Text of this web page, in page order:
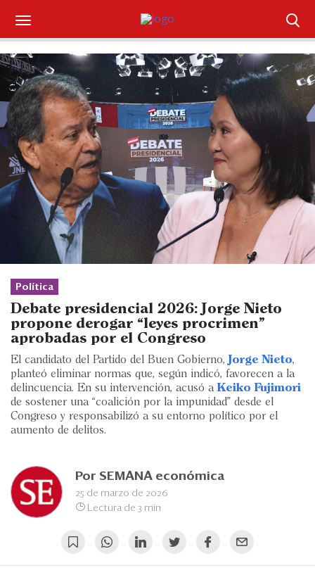
Suscríbase
Iniciar sesión
Portada
¿Qué está pasando?
Sectores y Empresas
Management
Economía y Finanzas
Legal y Política
Eventos
Ranking CEO
Edición Impresa
Política
Debate presidencial 2026: Jorge Nieto
propone derogar “leyes procrimen”
aprobadas por el Congreso
El candidato del Partido del Buen Gobierno, Jorge Nieto,
planteó eliminar normas que, según indicó, favorecen a la
delincuencia. En su intervención, acusó a Keiko Fujimori
de sostener una “coalición por la impunidad” desde el
Congreso y responsabilizó a su entorno político por el
aumento de delitos.
Por SEMANA económica
25 de marzo de 2026
Lectura de 3 min